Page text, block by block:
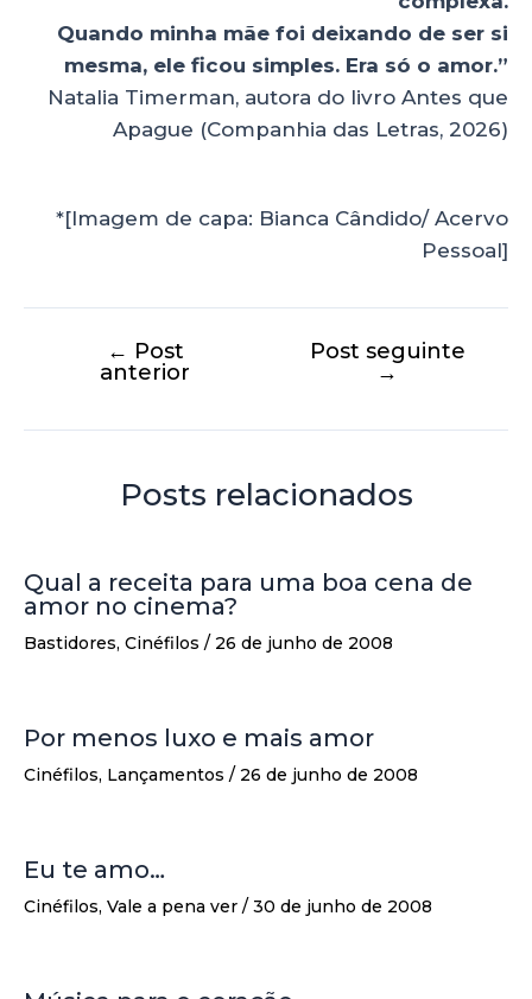
Quando minha mãe foi deixando de ser si
mesma, ele ficou simples. Era só o amor.”
Natalia Timerman, autora do livro Antes que
Apague (Companhia das Letras, 2026)
*[Imagem de capa: Bianca Cândido/ Acervo
Pessoal]
← Post
anterior
Post seguinte
→
Posts relacionados
Qual a receita para uma boa cena de
amor no cinema?
Bastidores, Cinéfilos / 26 de junho de 2008
Por menos luxo e mais amor
Cinéfilos, Lançamentos / 26 de junho de 2008
Eu te amo…
Cinéfilos, Vale a pena ver / 30 de junho de 2008